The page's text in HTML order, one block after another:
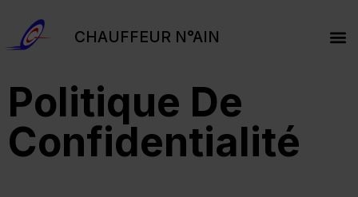
CHAUFFEUR N°AIN
Politique De
Confidentialité